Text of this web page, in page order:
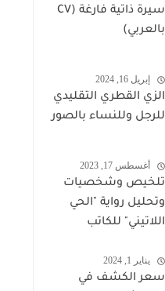
سيرة ذاتية فارغة (CV
بالعربي)
إبريل 16, 2024
الزي القطري التقليدي
للرجل وللنساء بالصور
أغسطس 17, 2023
تلخيص وشخصيات
وتحليل رواية "الحي
اللاتيني" للكاتب
يناير 1, 2024
سعر الكشف في